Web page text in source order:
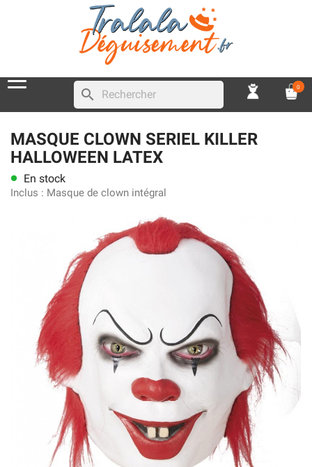
search 0
MASQUE CLOWN SERIEL KILLER
HALLOWEEN LATEX
lens En stock
Inclus : Masque de clown intégral